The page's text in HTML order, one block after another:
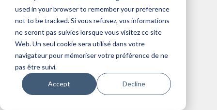
used in your browser to remember your preference
not to be tracked. Si vous refusez, vos informations
ne seront pas suivies lorsque vous visitez ce site
Web. Un seul cookie sera utilisé dans votre
navigateur pour mémoriser votre préférence de ne
pas être suivi.
Accept Decline
IT Management Security
Citrix Managed Services